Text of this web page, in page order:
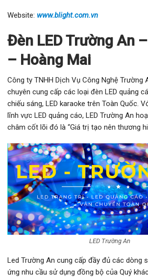
Website: www.blight.com.vn
Đèn LED Trường An
– Hoàng Mai
Công ty TNHH Dịch Vụ Công Nghệ Trường
chuyên cung cấp các loại đèn LED quảng
chiếu sáng, LED karaoke trên Toàn Quốc.
lĩnh vực LED quảng cáo, LED Trường An
châm cốt lõi đó là “Giá trị tạo nên thương
LED Trường An
Led Trường An cung cấp đầy đủ các dòng
ứng nhu cầu sử dụng đồng bộ của Quý